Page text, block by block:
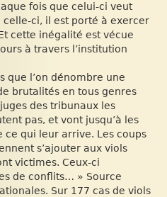
fois que celui-ci veut
celle-ci, il est porté à exercer
cette inégalité est vécue
à travers l’institution
que l’on dénombre une
brutalités en tous genres
des tribunaux les
pas, et vont jusqu’à les
ce qui leur arrive. Les coups
s’ajouter aux viols
victimes. Ceux-ci
de conflits… » Source
Sur 177 cas de viols